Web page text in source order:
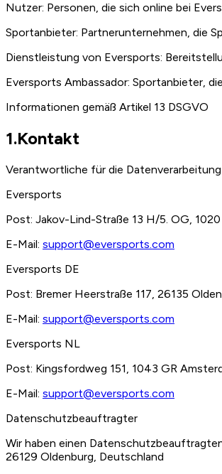
Nutzer: Personen, die sich online bei
Sportanbieter: Partnerunternehmen, die
Dienstleistung von Eversports:
Eversports Ambassador: Sportanbieter,
Informationen gemäß Artikel 13 DSGVO
1.Kontakt
Verantwortliche für die
Eversports
Post: Jakov-Lind-Straße 13 H/5. OG,
E-Mail: support@eversports.com
Eversports DE
Post: Bremer Heerstraße 117, 26135
E-Mail: support@eversports.com
Eversports NL
Post: Kingsfordweg 151, 1043 GR
E-Mail: support@eversports.com
Datenschutzbeauftragter
Wir haben einen
26129 Oldenburg, Deutschland